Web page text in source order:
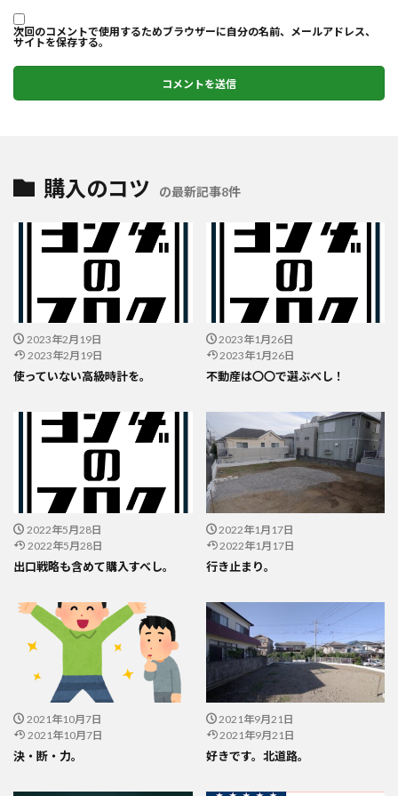
次回のコメントで使用するためブラウザーに自分の名前、メールアドレス、
サイトを保存する。
購入のコツ の最新記事8件
2023年2月19日
2023年2月19日
使っていない高級時計を。
2023年1月26日
2023年1月26日
不動産は〇〇で選ぶべし！
2022年5月28日
2022年5月28日
出口戦略も含めて購入すべし。
2022年1月17日
2022年1月17日
行き止まり。
2021年10月7日
2021年10月7日
決・断・力。
2021年9月21日
2021年9月21日
好きです。北道路。